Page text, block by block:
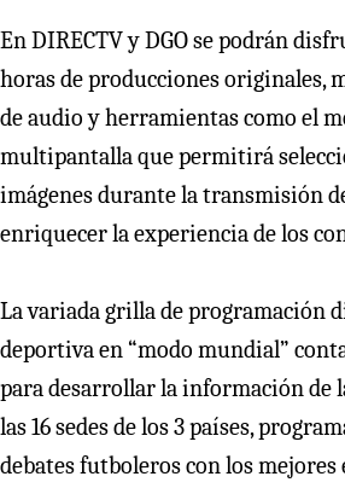
En DIRECTV y DGO se podrán
horas de producciones originales,
de audio y herramientas como el
multipantalla que permitirá
imágenes durante la transmisión
enriquecer la experiencia de los
La variada grilla de programación
deportiva en “modo mundial”
para desarrollar la información de
las 16 sedes de los 3 países,
debates futboleros con los mejores